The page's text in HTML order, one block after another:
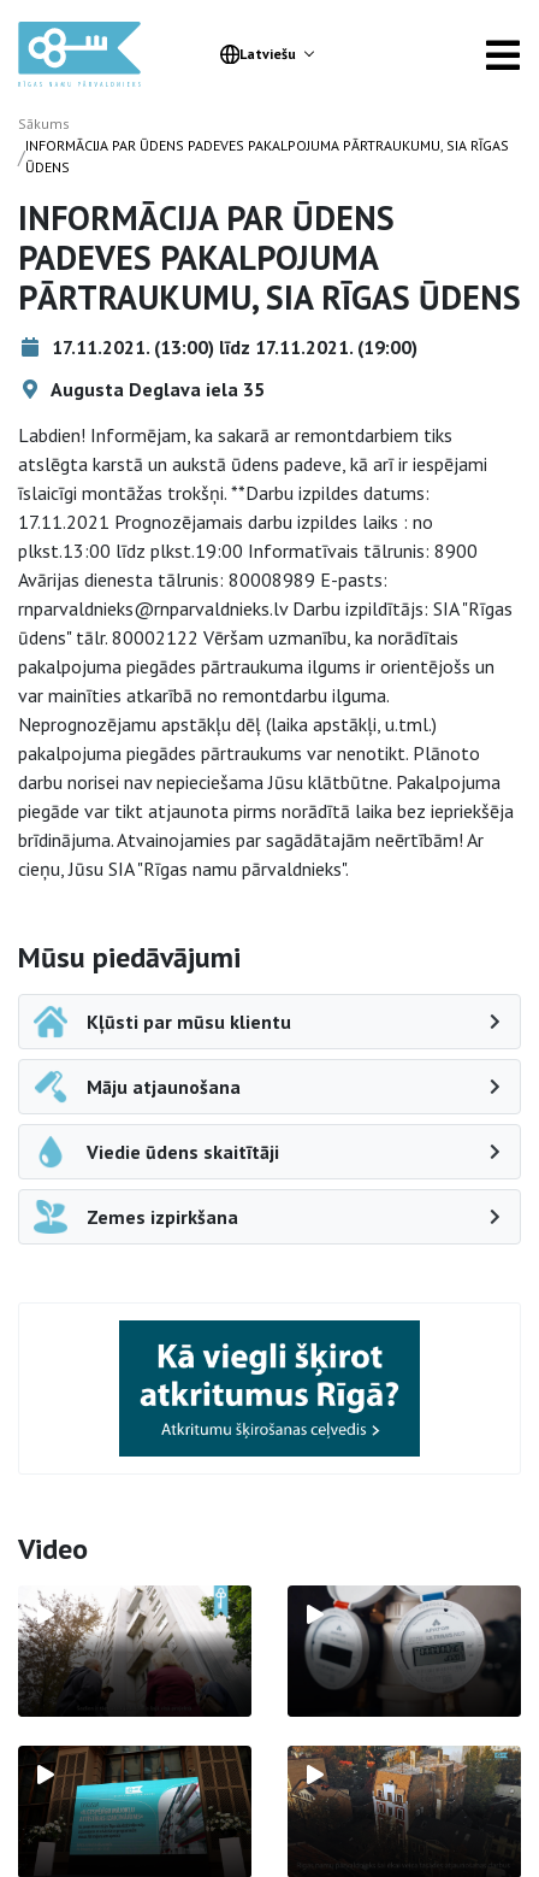
Latviešu
Sākums
/INFORMĀCIJA PAR ŪDENS PADEVES PAKALPOJUMA PĀRTRAUKUMU, SIA RĪGAS
ŪDENS
INFORMĀCIJA PAR ŪDENS
PADEVES PAKALPOJUMA
PĀRTRAUKUMU, SIA RĪGAS ŪDENS
17.11.2021. (13:00) līdz 17.11.2021. (19:00)
Augusta Deglava iela 35
Labdien! Informējam, ka sakarā ar remontdarbiem tiks
atslēgta karstā un aukstā ūdens padeve, kā arī ir iespējami
īslaicīgi montāžas trokšņi. **Darbu izpildes datums:
17.11.2021 Prognozējamais darbu izpildes laiks : no
plkst.13:00 līdz plkst.19:00 Informatīvais tālrunis: 8900
Avārijas dienesta tālrunis: 80008989 E-pasts:
rnparvaldnieks@rnparvaldnieks.lv Darbu izpildītājs: SIA "Rīgas
ūdens" tālr. 80002122 Vēršam uzmanību, ka norādītais
pakalpojuma piegādes pārtraukuma ilgums ir orientējošs un
var mainīties atkarībā no remontdarbu ilguma.
Neprognozējamu apstākļu dēļ (laika apstākļi, u.tml.)
pakalpojuma piegādes pārtraukums var nenotikt. Plānoto
darbu norisei nav nepieciešama Jūsu klātbūtne. Pakalpojuma
piegāde var tikt atjaunota pirms norādītā laika bez iepriekšēja
brīdinājuma. Atvainojamies par sagādātajām neērtībām! Ar
cieņu, Jūsu SIA "Rīgas namu pārvaldnieks".
Sāna navigācija
Mūsu piedāvājumi
Kļūsti par mūsu klientu
Māju atjaunošana
Viedie ūdens skaitītāji
Zemes izpirkšana
Video